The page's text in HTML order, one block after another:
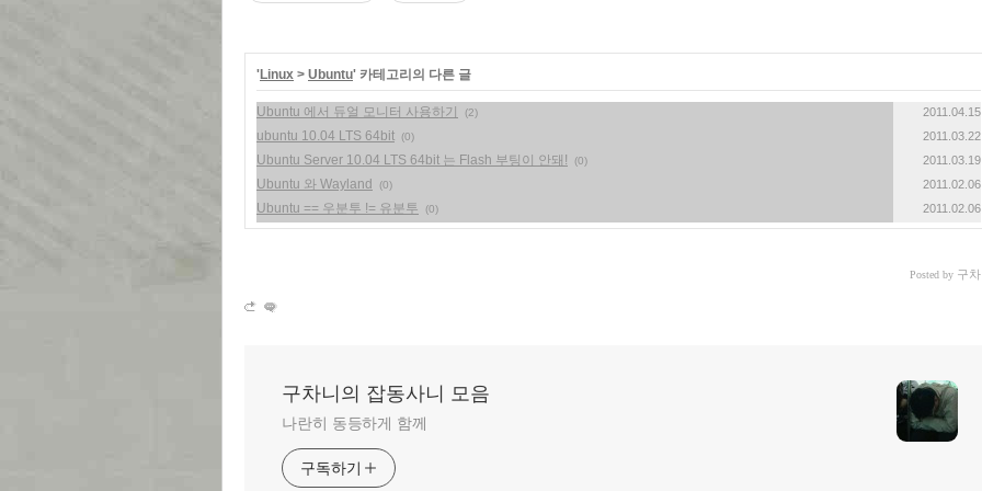
'Linux > Ubuntu' 카테고리의 다른 글
Ubuntu 에서 듀얼 모니터 사용하기 (2) 2011.04.15
ubuntu 10.04 LTS 64bit (0) 2011.03.22
Ubuntu Server 10.04 LTS 64bit 는 Flash 부팅이 안돼! (0) 2011.03.19
Ubuntu 와 Wayland (0) 2011.02.06
Ubuntu == 우분투 != 유분투 (0) 2011.02.06
Posted by 구
구차니의 잡동사니 모음
나란히 동등하게 함께
구독하기